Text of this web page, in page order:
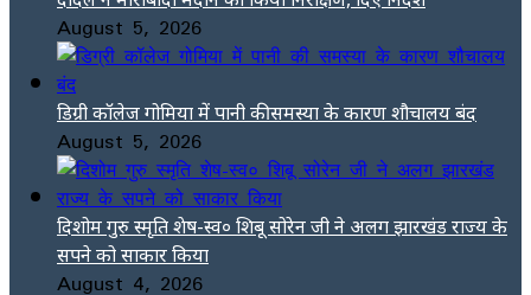
August 5, 2026
डिग्री कॉलेज गोमिया में पानी की समस्या के कारण शौचालय बंद
August 5, 2026
दिशोम गुरु स्मृति शेष-स्व० शिबू सोरेन जी ने अलग झारखंड राज्य के
सपने को साकार किया
August 4, 2026